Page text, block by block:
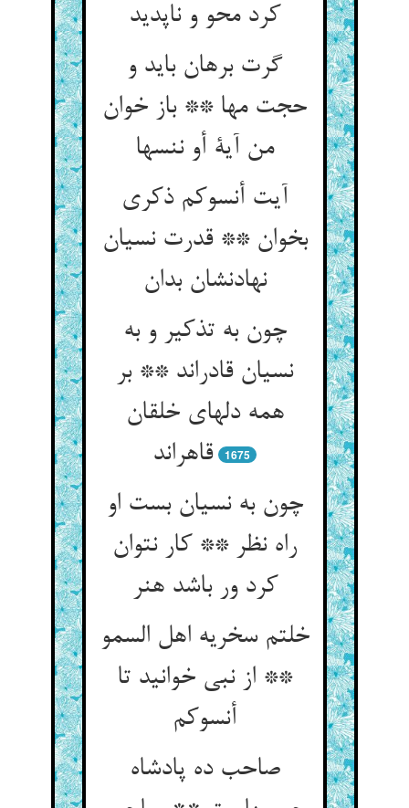
کرد محو و ناپدید
گرت برهان باید و
حجت مها ** باز خوان
من آية أو ننسها
آیت أنسوکم ذکری
بخوان ** قدرت نسیان
نهادنشان بدان‌‌
چون به تذکیر و به
نسیان قادراند ** بر
همه دلهای خلقان
قاهراند
1675
چون به نسیان بست او
راه نظر ** کار نتوان
کرد ور باشد هنر
خلتم سخریه اهل السمو
** از نبی خوانید تا
صاحب ده پادشاه